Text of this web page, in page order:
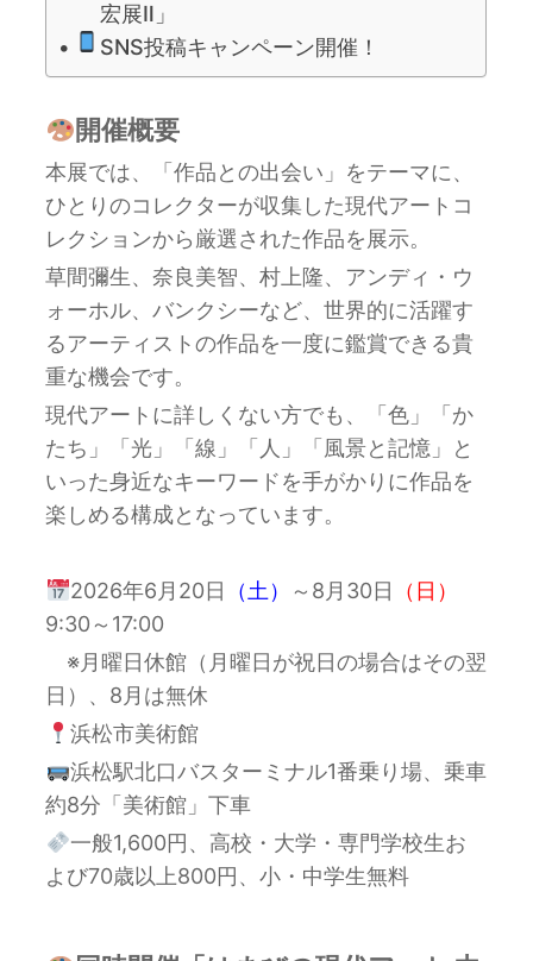
宏展Ⅱ」
SNS投稿キャンペーン開催！
開催概要
本展では、「作品との出会い」をテーマに、
ひとりのコレクターが収集した現代アートコ
レクションから厳選された作品を展示。
草間彌生、奈良美智、村上隆、アンディ・ウ
ォーホル、バンクシーなど、世界的に活躍す
るアーティストの作品を一度に鑑賞できる貴
重な機会です。
現代アートに詳しくない方でも、「色」「か
たち」「光」「線」「人」「風景と記憶」と
いった身近なキーワードを手がかりに作品を
楽しめる構成となっています。
2026年6月20日 （土） ～8月30日
（日）
9:30～17:00
※月曜日休館（月曜日が祝日の場合はその翌
日）、8月は無休
浜松市美術館
浜松駅北口バスターミナル1番乗り場、乗車
約8分「美術館」下車
一般1,600円、高校・大学・専門学校生お
よび70歳以上800円、小・中学生無料